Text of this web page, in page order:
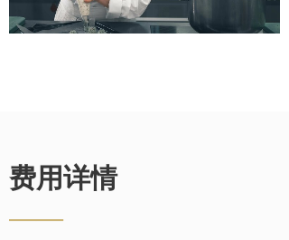
费用详情
——